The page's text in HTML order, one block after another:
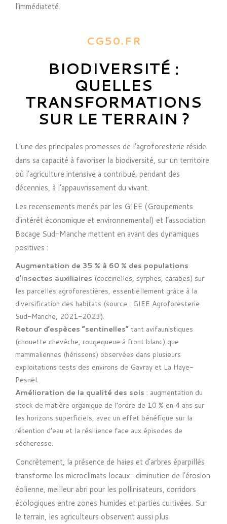
l’immédiateté.
CG50.FR
BIODIVERSITÉ :
QUELLES
TRANSFORMATIONS
SUR LE TERRAIN ?
L’une des principales promesses de l’agroforesterie réside
dans sa capacité à favoriser la biodiversité, sur un territoire
où l’agriculture intensive a contribué, pendant des
décennies, à l’appauvrissement du vivant.
Les recensements menés par les GIEE (Groupements
d’intérêt économique et environnemental) et l’association
Bocage Sud-Manche mettent en avant des dynamiques
positives :
Augmentation de 35 % à 60 % des populations
d’insectes auxiliaires (coccinelles, syrphes, carabes) sur
les parcelles agroforestières, essentiellement grâce à la
diversification des habitats (source : GIEE Agroforesterie
Sud-Manche, 2021-2023).
Retour d’espèces “sentinelles” tant avifaunistiques
(chouette chevêche, rougequeue à front blanc) que
mammaliennes (hérissons) observées dans plusieurs
exploitations tests des environs de Gavray et La Haye-
Pesnel.
Amélioration de la qualité des sols : augmentation du
stock de matière organique de l’ordre de 10 % en 4 ans sur
les horizons superficiels, avec un effet bénéfique sur la
rétention d’eau et la résilience face aux épisodes de
sécheresse.
Concrètement, la présence de haies et d’arbres éparpillés
transforme les microclimats locaux : diminution de l’érosion
éolienne, meilleur abri pour les pollinisateurs, corridors
écologiques entre zones humides et parties cultivées. Sur
le terrain, les agriculteurs observent aussi plus